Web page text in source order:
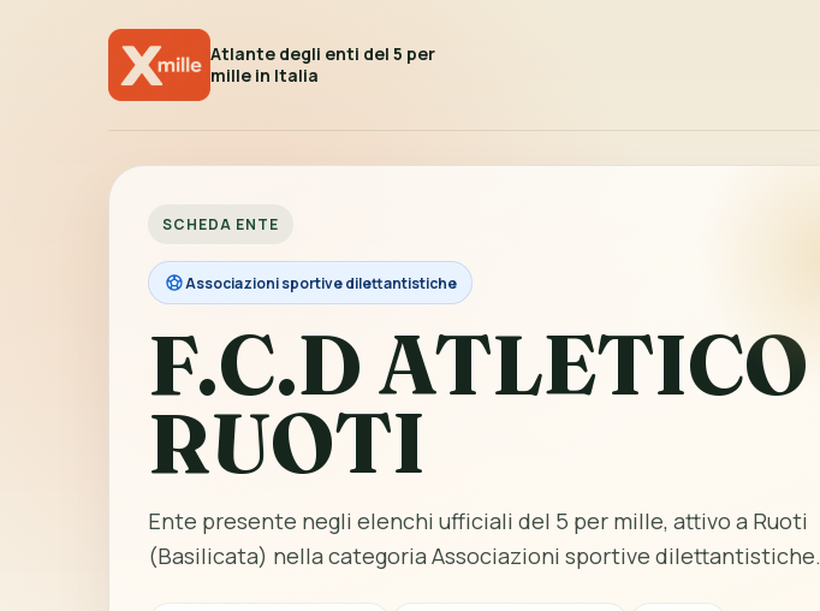
Atlante degli enti del 5 per
mille in Italia
SCHEDA ENTE
Associazioni sportive dilettantistiche
F.C.D ATLETICO
RUOTI
Ente presente negli elenchi ufficiali del 5 per mille, attivo a Ruoti
(Basilicata) nella categoria Associazioni sportive dilettantistiche.